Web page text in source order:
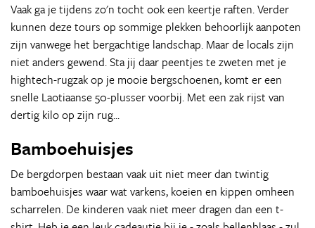
Vaak ga je tijdens zo'n tocht ook een keertje raften. Verder
kunnen deze tours op sommige plekken behoorlijk aanpoten
zijn vanwege het bergachtige landschap. Maar de locals zijn
niet anders gewend. Sta jij daar peentjes te zweten met je
hightech-rugzak op je mooie bergschoenen, komt er een
snelle Laotiaanse 50-plusser voorbij. Met een zak rijst van
dertig kilo op zijn rug...
Bamboehuisjes
De bergdorpen bestaan vaak uit niet meer dan twintig
bamboehuisjes waar wat varkens, koeien en kippen omheen
scharrelen. De kinderen vaak niet meer dragen dan een t-